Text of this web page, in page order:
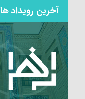
آخرین رویداد ها